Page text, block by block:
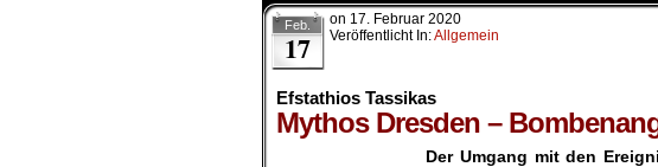
Feb.
17
on 17. Februar 2020
Veröffentlicht In:Allgemein
Efstathios Tassikas
Mythos Dresden –
Der Umgang mit den